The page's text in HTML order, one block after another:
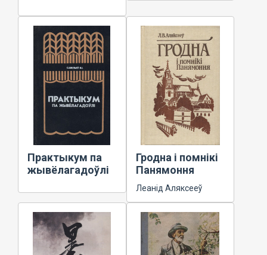
Практыкум па
жывёлагадоўлі
Гродна і помнікі
Панямоння
Леанід Аляксееў